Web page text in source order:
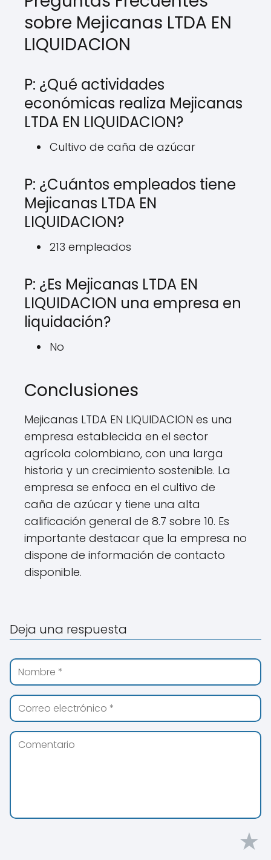
sobre Mejicanas LTDA EN
LIQUIDACION
P: ¿Qué actividades
económicas realiza Mejicanas
LTDA EN LIQUIDACION?
Cultivo de caña de azúcar
P: ¿Cuántos empleados tiene
Mejicanas LTDA EN
LIQUIDACION?
213 empleados
P: ¿Es Mejicanas LTDA EN
LIQUIDACION una empresa en
liquidación?
No
Conclusiones
Mejicanas LTDA EN LIQUIDACION es una
empresa establecida en el sector
agrícola colombiano, con una larga
historia y un crecimiento sostenible. La
empresa se enfoca en el cultivo de
caña de azúcar y tiene una alta
calificación general de 8.7 sobre 10. Es
importante destacar que la empresa no
dispone de información de contacto
disponible.
Deja una respuesta
★